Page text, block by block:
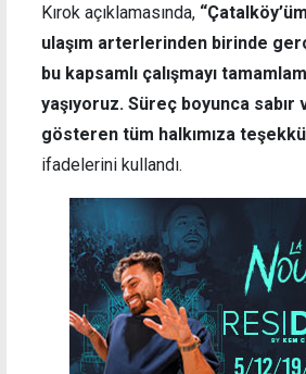
Kırok açıklamasında,
ulaşım arterlerinden birinde
bu kapsamlı çalışmayı
yaşıyoruz. Süreç boyunca sabır
gösteren tüm halkımıza
ifadelerini kullandı.